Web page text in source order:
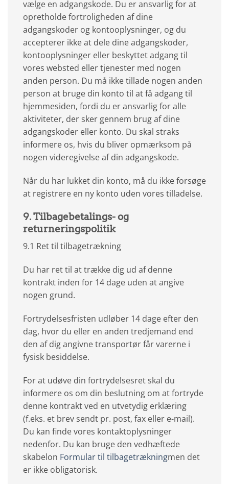
vælge en adgangskode. Du er ansvarlig for at
opretholde fortroligheden af dine
adgangskoder og kontooplysninger, og du
accepterer ikke at dele dine adgangskoder,
kontooplysninger eller beskyttet adgang til
vores websted eller tjenester med nogen
anden person. Du må ikke tillade nogen anden
person at bruge din konto til at få adgang til
hjemmesiden, fordi du er ansvarlig for alle
aktiviteter, der sker gennem brug af dine
adgangskoder eller konto. Du skal straks
informere os, hvis du bliver opmærksom på
nogen videregivelse af din adgangskode.
Når du har lukket din konto, må du ikke forsøge
at registrere en ny konto uden vores tilladelse.
9. Tilbagebetalings- og
returneringspolitik
9.1 Ret til tilbagetrækning
Du har ret til at trække dig ud af denne
kontrakt inden for 14 dage uden at angive
nogen grund.
Fortrydelsesfristen udløber 14 dage efter den
dag, hvor du eller en anden tredjemand end
den af dig angivne transportør får varerne i
fysisk besiddelse.
For at udøve din fortrydelsesret skal du
informere os om din beslutning om at fortryde
denne kontrakt ved en utvetydig erklæring
(f.eks. et brev sendt pr. post, fax eller e-mail).
Du kan finde vores kontaktoplysninger
nedenfor. Du kan bruge den vedhæftede
skabelon Formular til tilbagetrækningmen det
er ikke obligatorisk.